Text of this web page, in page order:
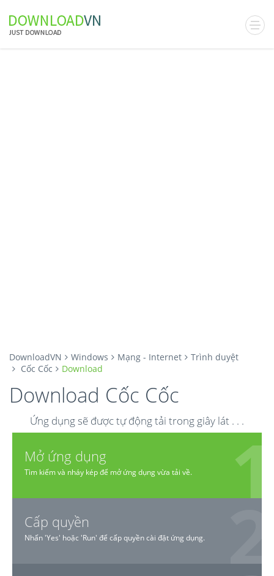
DownloadVN Windows Mạng - Internet
Trình duyệt
Cốc Cốc
Download
Download Cốc Cốc
Ứng dụng sẽ được tự động tải trong giây lát . . .
Mở ứng dụng
Tìm kiếm và nháy kép để mở ứng dụng vừa tải về.
Cấp quyền
Nhấn 'Yes' hoặc 'Run' để cấp quyền cài đặt ứng dụng.